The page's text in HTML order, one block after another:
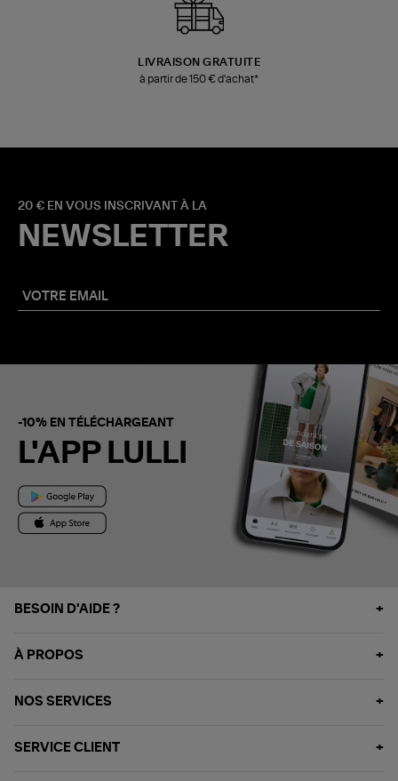
LIVRAISON GRATUITE
à partir de 150 € d'achat*
20 € EN VOUS INSCRIVANT À LA
NEWSLETTER
-10% EN TÉLÉCHARGEANT
L'APP LULLI
BESOIN D'AIDE ?
À PROPOS
NOS SERVICES
SERVICE CLIENT